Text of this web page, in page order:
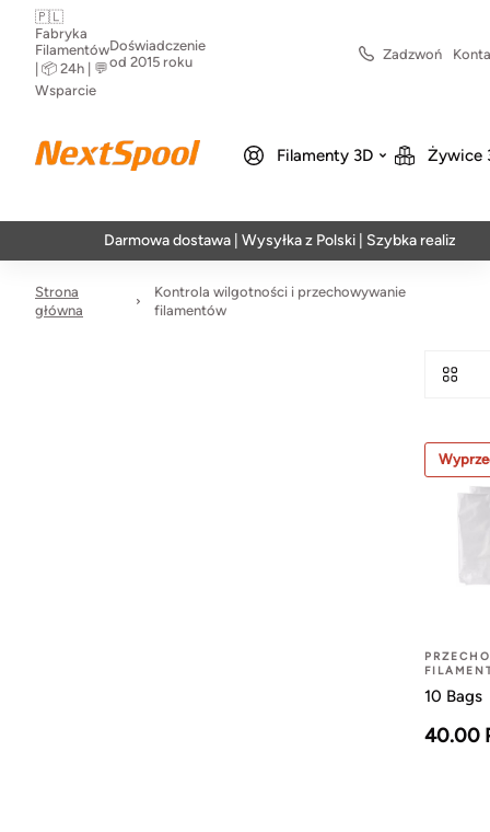
🇵🇱
Fabryka
Filamentów
| 📦 24h | 💬
Wsparcie
Doświadczenie
od 2015 roku
Zadzwoń
Filamenty 3D Żywice
Darmowa dostawa | Wysyłka z Polski | Szybka realizacja w
Strona
główna
Kontrola wilgotności i przechowywanie
filamentów
10 Bags
40.00